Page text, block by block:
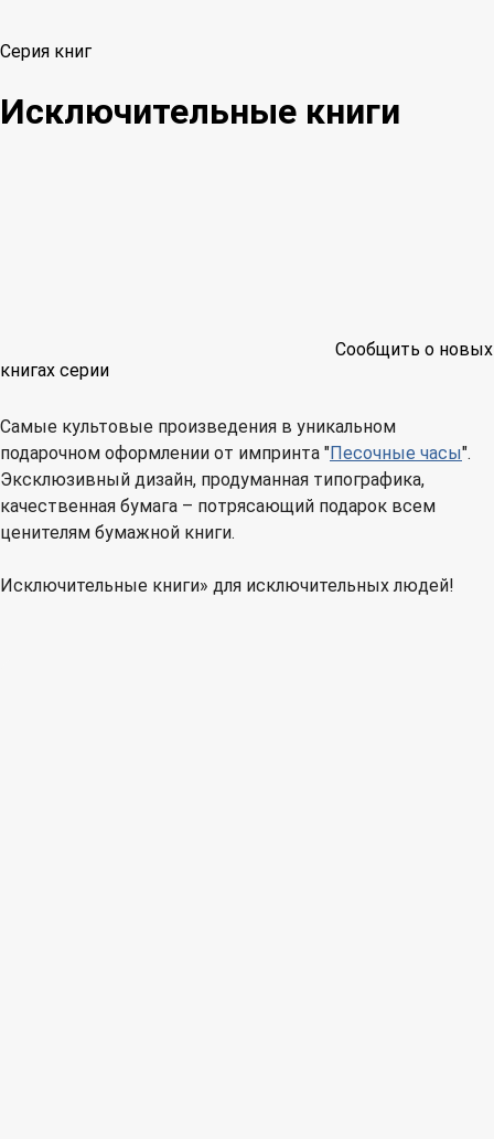
Серия книг
Исключительные книги
Сообщить о новых
книгах серии
Самые культовые произведения в уникальном
подарочном оформлении от импринта "Песочные часы".
Эксклюзивный дизайн, продуманная типографика,
качественная бумага – потрясающий подарок всем
ценителям бумажной книги.
Исключительные книги» для исключительных людей!